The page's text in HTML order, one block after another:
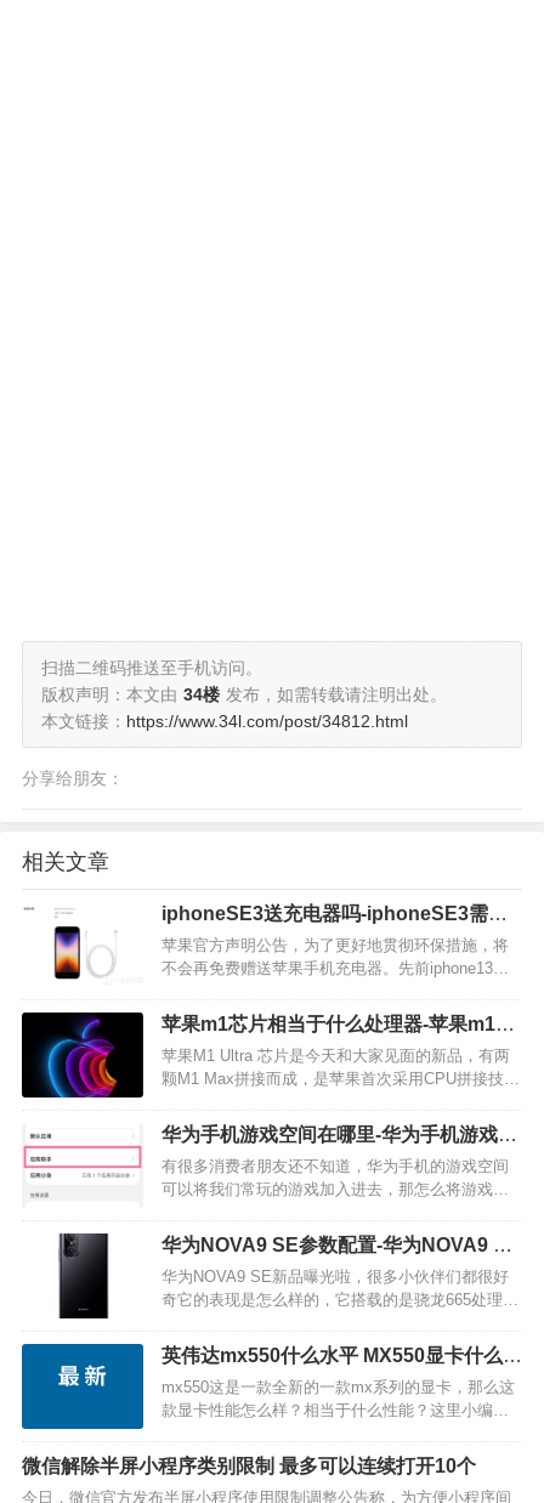
扫描二维码推送至手机访问。
版权声明：本文由 34楼 发布，如需转载请注明出处。
本文链接： https://www.34l.com/post/34812.html
分享给朋友：
相关文章
iphoneSE3送充电器吗-iphoneSE3需要
自己购买充电器吗
苹果官方声明公告，为了更好地贯彻环保措施，将
不会再免费赠送苹果手机充电器。先前iphone13系
iphoneSE3会免费赠送手机充电器吗？一块儿和小编
来看一下吧。 iphoneS…
苹果m1芯片相当于什么处理器-苹果m1芯
片什么水平
苹果M1 Ultra 芯片是今天和大家见面的新品，有两
颗M1 Max拼接而成，是苹果首次采用CPU拼接技
片还是比较好奇的，今天小编就给大家带来了详细
的介绍说明。 M1 Ultra…
华为手机游戏空间在哪里-华为手机游戏空
间怎么添加应用
有很多消费者朋友还不知道，华为手机的游戏空间
可以将我们常玩的游戏加入进去，那怎么将游戏加
兴趣的我们一起来瞧瞧吧，期待可以帮到各位！ 华
为手机游戏空间添加游戏的步骤 1、从设置菜单的最
上…
华为NOVA9 SE参数配置-华为NOVA9 SE
新品曝光
华为NOVA9 SE新品曝光啦，很多小伙伴们都很好
奇它的表现是怎么样的，它搭载的是骁龙665处理
右，想必大家都很期待吧，下面就让我们一起来看
看它的详细参数配置情况吧。 性能方面…
英伟达mx550什么水平 MX550显卡什么级
别怎么样性能强吗
mx550这是一款全新的一款mx系列的显卡，那么这
款显卡性能怎么样？相当于什么性能？这里小编为
数码博主“金猪升级包”放出了英伟达新款…
微信解除半屏小程序类别限制 最多可以连续打开10个
今日，微信官方发布半屏小程序使用限制调整公告称，为方便小程序间